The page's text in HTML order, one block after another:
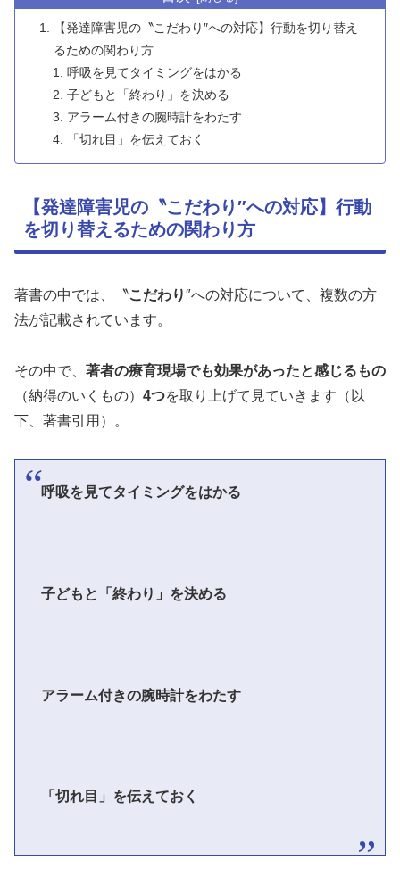
【発達障害児の〝こだわり″への対応】行動を切り替え
るための関わり方
呼吸を見てタイミングをはかる
子どもと「終わり」を決める
アラーム付きの腕時計をわたす
「切れ目」を伝えておく
【発達障害児の〝こだわり″への対応】行動
を切り替えるための関わり方
著書の中では、〝こだわり″への対応について、複数の方
法が記載されています。
その中で、 著者の療育現場でも効果があったと感じるもの
（納得のいくもの） 4つを取り上げて見ていきます（以
下、著書引用）。
呼吸を見てタイミングをはかる
子どもと「終わり」を決める
アラーム付きの腕時計をわたす
「切れ目」を伝えておく